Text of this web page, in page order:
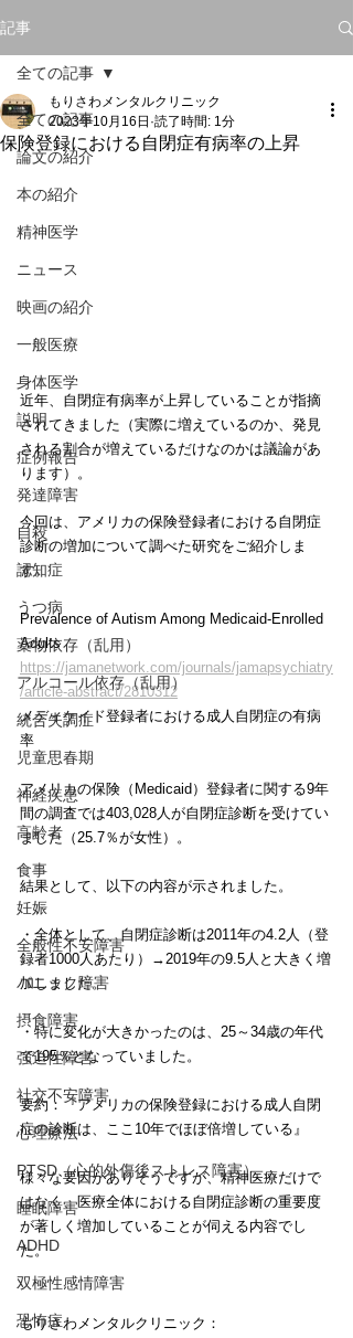
記事
全ての記事
論文の紹介
本の紹介
精神医学
ニュース
映画の紹介
一般医療
身体医学
説明
症例報告
発達障害
自殺
認知症
うつ病
薬物依存（乱用）
アルコール依存（乱用）
統合失調症
児童思春期
神経疾患
高齢者
食事
妊娠
全般性不安障害
パニック障害
摂食障害
強迫性障害
社交不安障害
心理療法
PTSD（心的外傷後ストレス障害）
睡眠障害
ADHD
双極性感情障害
恐怖症
全ての記事
保険登録における自閉症有病率の上昇
もりさわメンタルクリニック
2023年10月16日 読了時間: 1分
近年、自閉症有病率が上昇していることが指摘
されてきました（実際に増えているのか、発見
される割合が増えているだけなのかは議論があ
ります）。
今回は、アメリカの保険登録者における自閉症
診断の増加について調べた研究をご紹介しま
す。
Prevalence of Autism Among Medicaid-Enrolled
Adults
https://jamanetwork.com/journals/jamapsychiatry
/article-abstract/2810312
メディケイド登録者における成人自閉症の有病
率
アメリカの保険（Medicaid）登録者に関する9年
間の調査では403,028人が自閉症診断を受けてい
ました（25.7％が女性）。
結果として、以下の内容が示されました。
・全体として、自閉症診断は2011年の4.2人（登
録者1000人あたり）→2019年の9.5人と大きく増
加しました。
・特に変化が大きかったのは、25～34歳の年代
で195％となっていました。
要約：『アメリカの保険登録における成人自閉
症の診断は、ここ10年でほぼ倍増している』
様々な要因がありそうですが、精神医療だけで
はなく、医療全体における自閉症診断の重要度
が著しく増加していることが伺える内容でし
た。
もりさわメンタルクリニック：